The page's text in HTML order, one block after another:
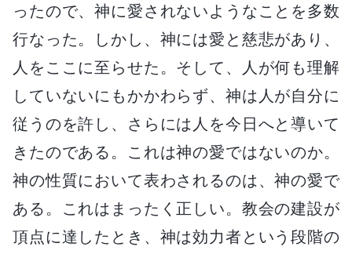
ったので、神に愛されないようなことを多数
行なった。しかし、神には愛と慈悲があり、
人をここに至らせた。そして、人が何も理解
していないにもかかわらず、神は人が自分に
従うのを許し、さらには人を今日へと導いて
きたのである。これは神の愛ではないのか。
神の性質において表わされるのは、神の愛で
ある。これはまったく正しい。教会の建設が
頂点に達したとき、神は効力者という段階の